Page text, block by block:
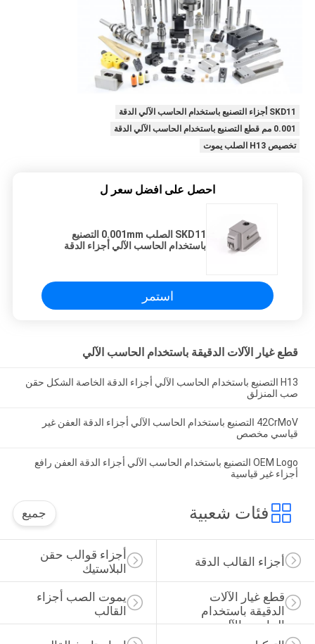
SKD11 أجزاء التصنيع باستخدام الحاسب الآلي الدقة
0.001 مم قطع التصنيع باستخدام الحاسب الآلي الدقة
تخصيص H13 الصلب يموت
احصل على افضل سعر ل
SKD11 الصلب 0.001mm التصنيع
باستخدام الحاسب الآلي أجزاء الدقة
استمر
قطع غيار الآلات الدقيقة باستخدام الحاسب الآلي
H13 التصنيع باستخدام الحاسب الآلي أجزاء الدقة الخاصة الشكل حقن
صب المنزلق
42CrMoV التصنيع باستخدام الحاسب الآلي أجزاء الدقة العفن غير
قياسي مخصص
OEM Logo التصنيع باستخدام الحاسب الآلي أجزاء الدقة العفن رافع
أجزاء غير قياسية
فئات شعبية جميع
أجزاء قوالب حقن
البلاستيك
أجزاء القالب الدقة
يموت الصب أجزاء
القالب
قطع غيار الآلات
الدقيقة باستخدام
الحاسب الآلي